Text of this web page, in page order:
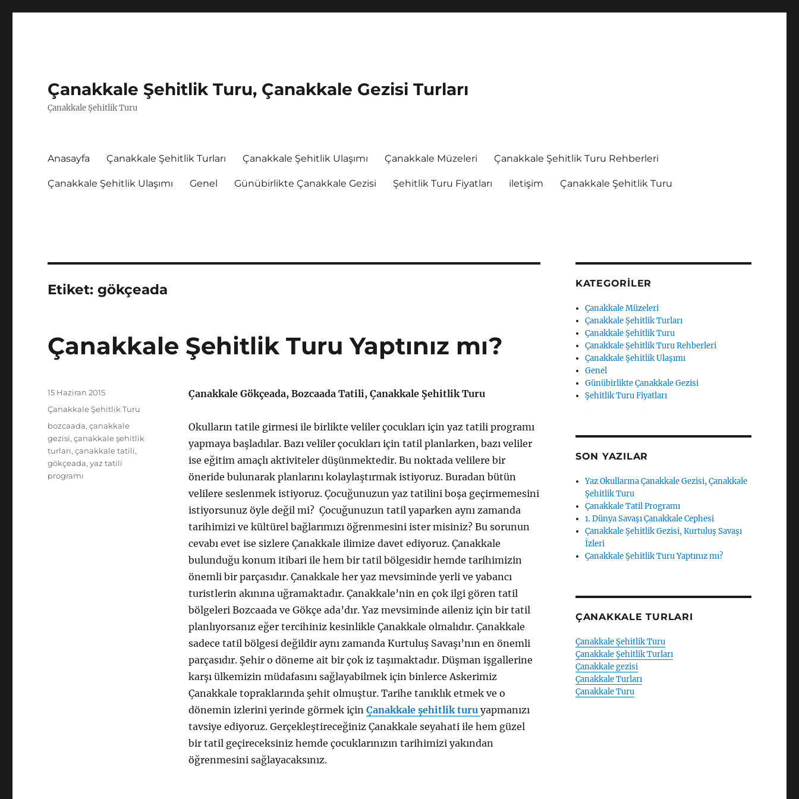
Çanakkale Şehitlik Turu, Çanakkale Gezisi Turları
Çanakkale Şehitlik Turu
Anasayfa Çanakkale Şehitlik Turları Çanakkale Şehitlik Ulaşımı Çanakkale Müzeleri Çanakkale Şehitlik Turu Rehberleri
Çanakkale Şehitlik Ulaşımı Genel Günübirlikte Çanakkale Gezisi Şehitlik Turu Fiyatları iletişim Çanakkale Şehitlik Turu
Etiket:gökçeada
Çanakkale Şehitlik Turu Yaptınız mı?
Çanakkale Gökçeada, Bozcaada Tatili, Çanakkale Şehitlik Turu
Okulların tatile girmesi ile birlikte veliler çocukları için yaz tatili programı
yapmaya başladılar. Bazı veliler çocukları için tatil planlarken, bazı veliler
ise eğitim amaçlı aktiviteler düşünmektedir. Bu noktada velilere bir
öneride bulunarak planlarını kolaylaştırmak istiyoruz. Buradan bütün
velilere seslenmek istiyoruz. Çocuğunuzun yaz tatilini boşa geçirmemesini
istiyorsunuz öyle değil mi? Çocuğunuzun tatil yaparken aynı zamanda
tarihimizi ve kültürel bağlarımızı öğrenmesini ister misiniz? Bu sorunun
cevabı evet ise sizlere Çanakkale ilimize davet ediyoruz. Çanakkale
bulunduğu konum itibari ile hem bir tatil bölgesidir hemde tarihimizin
önemli bir parçasıdır. Çanakkale her yaz mevsiminde yerli ve yabancı
turistlerin akınına uğramaktadır. Çanakkale’nin en çok ilgi gören tatil
bölgeleri Bozcaada ve Gökçe ada’dır. Yaz mevsiminde aileniz için bir tatil
planlıyorsanız eğer tercihiniz kesinlikle Çanakkale olmalıdır. Çanakkale
sadece tatil bölgesi değildir aynı zamanda Kurtuluş Savaşı’nın en önemli
parçasıdır. Şehir o döneme ait bir çok iz taşımaktadır. Düşman işgallerine
karşı ülkemizin müdafasını sağlayabilmek için binlerce Askerimiz
Çanakkale topraklarında şehit olmuştur. Tarihe tanıklık etmek ve o
dönemin izlerini yerinde görmek için Çanakkale şehitlik turu yapmanızı
tavsiye ediyoruz. Gerçekleştireceğiniz Çanakkale seyahati ile hem güzel
bir tatil geçireceksiniz hemde çocuklarınızın tarihimizi yakından
öğrenmesini sağlayacaksınız.
Yayın
15 Haziran 2015
Kategoriler
Çanakkale Şehitlik Turu
Etiketler
bozcaada,çanakkale
gezisi,çanakkale şehitlik
turları,çanakkale tatili,
gökçeada,yaz tatili
programı
KATEGORILER
Çanakkale Müzeleri
Çanakkale Şehitlik Turları
Çanakkale Şehitlik Turu
Çanakkale Şehitlik Turu Rehberleri
Çanakkale Şehitlik Ulaşımı
Genel
Günübirlikte Çanakkale Gezisi
Şehitlik Turu Fiyatları
SON YAZILAR
Yaz Okullarına Çanakkale Gezisi, Çanakkale
Şehitlik Turu
Çanakkale Tatil Programı
1. Dünya Savaşı Çanakkale Cephesi
Çanakkale Şehitlik Gezisi, Kurtuluş Savaşı
İzleri
Çanakkale Şehitlik Turu Yaptınız mı?
ÇANAKKALE TURLARI
Çanakkale Şehitlik Turu
Çanakkale Şehitlik Turları
Çanakkale gezisi
Çanakkale Turları
Çanakkale Turu